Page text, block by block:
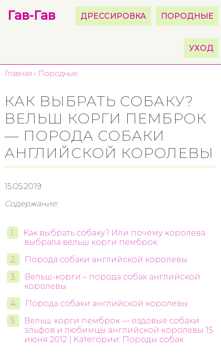
Гав-Гав ДРЕССИРОВКА ПОРОДНЫЕ
УХОД
Главная › Породные
КАК ВЫБРАТЬ СОБАКУ?
ВЕЛЬШ КОРГИ ПЕМБРОК
— ПОРОДА СОБАКИ
АНГЛИЙСКОЙ КОРОЛЕВЫ
15.05.2019
Содержание:
Как выбрать собаку? Или почему королева
выбрала вельш корги пемброк
Порода собаки английской королевы
Вельш-корги – порода собак английской
королевы
Порода собаки английской королевы
Вельш корги пемброк — ездовые собаки
эльфов и любимцы английской королевы 15
июня 2012 | Категории: Породы собак